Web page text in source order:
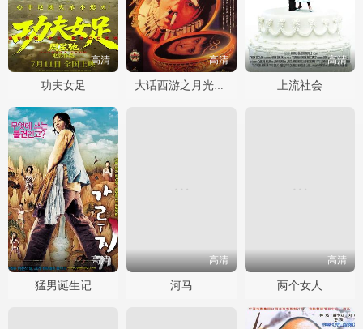
高清
功夫女足
高清
大话西游之月光宝盒国语
高清
上流社会
高清
猛男诞生记
高清
河马
高清
两个女人